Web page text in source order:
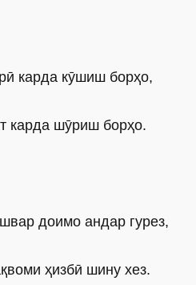
карда кӯшиш борҳо,
карда шӯриш борҳо.
доимо андар гурез,
ҳизбӣ шину хез.